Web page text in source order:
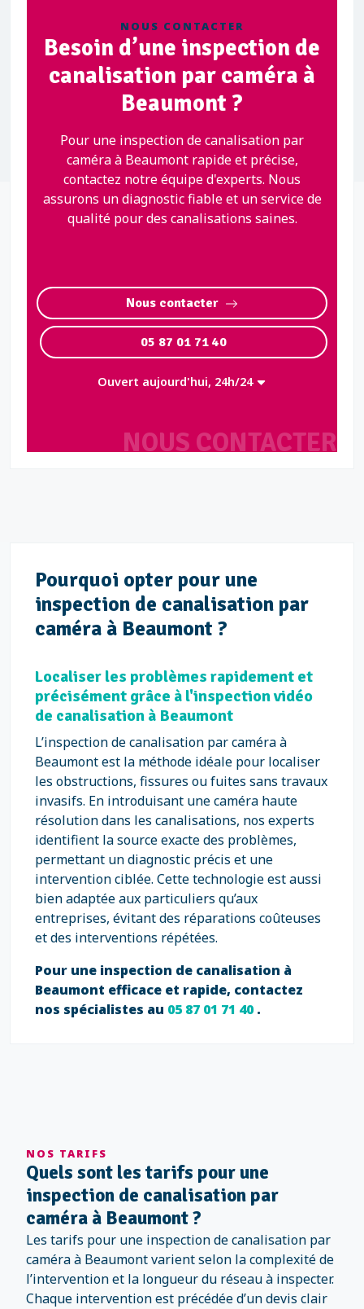
NOUS CONTACTER
NOUS CONTACTER
Besoin d’une inspection de
canalisation par caméra à
Beaumont ?
Pour une inspection de canalisation par
caméra à Beaumont rapide et précise,
contactez notre équipe d'experts. Nous
assurons un diagnostic fiable et un service de
qualité pour des canalisations saines.
Nous contacter
05 87 01 71 40
Ouvert aujourd'hui, 24h/24
Pourquoi opter pour une
inspection de canalisation par
caméra à Beaumont ?
Localiser les problèmes rapidement et
précisément grâce à l'inspection vidéo
de canalisation à Beaumont
L’inspection de canalisation par caméra à
Beaumont est la méthode idéale pour localiser
les obstructions, fissures ou fuites sans travaux
invasifs. En introduisant une caméra haute
résolution dans les canalisations, nos experts
identifient la source exacte des problèmes,
permettant un diagnostic précis et une
intervention ciblée. Cette technologie est aussi
bien adaptée aux particuliers qu’aux
entreprises, évitant des réparations coûteuses
et des interventions répétées.
Pour une inspection de canalisation à
Beaumont efficace et rapide, contactez
nos spécialistes au 05 87 01 71 40.
NOS TARIFS
Quels sont les tarifs pour une
inspection de canalisation par
caméra à Beaumont ?
Les tarifs pour une inspection de canalisation par
caméra à Beaumont varient selon la complexité de
l’intervention et la longueur du réseau à inspecter.
Chaque intervention est précédée d’un devis clair